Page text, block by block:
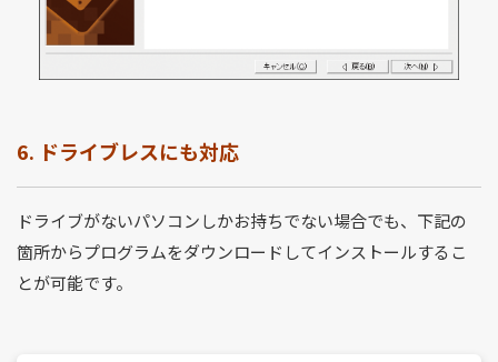
6. ドライブレスにも対応
ドライブがないパソコンしかお持ちでない場合でも、下記の
箇所からプログラムをダウンロードしてインストールするこ
とが可能です。